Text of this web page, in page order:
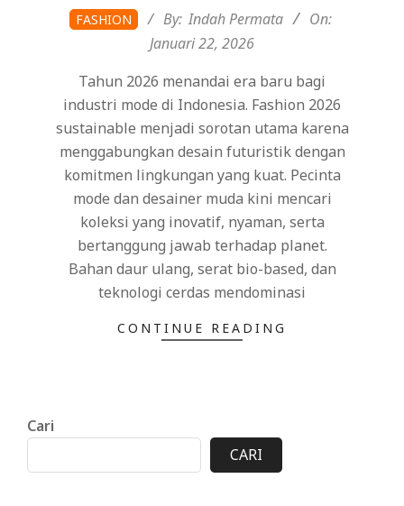
2026-
01-
FASHION By: Indah Permata
On:
Januari 22, 2026
Tahun 2026 menandai era baru bagi
industri mode di Indonesia. Fashion 2026
sustainable menjadi sorotan utama karena
menggabungkan desain futuristik dengan
komitmen lingkungan yang kuat. Pecinta
mode dan desainer muda kini mencari
koleksi yang inovatif, nyaman, serta
bertanggung jawab terhadap planet.
Bahan daur ulang, serat bio-based, dan
teknologi cerdas mendominasi
CONTINUE READING
Cari
CARI